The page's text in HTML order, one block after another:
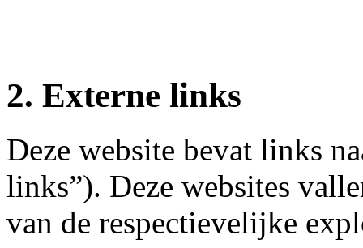
2. Externe links
Deze website bevat links
links”). Deze websites
van de respectievelijke